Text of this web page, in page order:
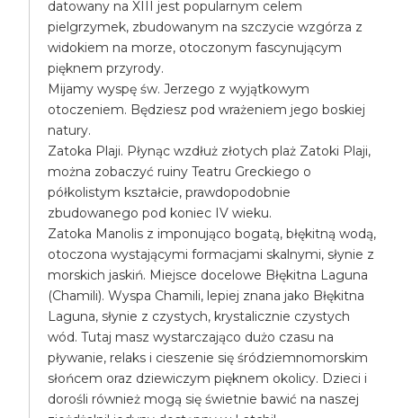
datowany na XIII jest popularnym celem
pielgrzymek, zbudowanym na szczycie wzgórza z
widokiem na morze, otoczonym fascynującym
pięknem przyrody.
Mijamy wyspę św. Jerzego z wyjątkowym
otoczeniem. Będziesz pod wrażeniem jego boskiej
natury.
Zatoka Plaji. Płynąc wzdłuż złotych plaż Zatoki Plaji,
można zobaczyć ruiny Teatru Greckiego o
półkolistym kształcie, prawdopodobnie
zbudowanego pod koniec IV wieku.
Zatoka Manolis z imponująco bogatą, błękitną wodą,
otoczona wystającymi formacjami skalnymi, słynie z
morskich jaskiń. Miejsce docelowe Błękitna Laguna
(Chamili). Wyspa Chamili, lepiej znana jako Błękitna
Laguna, słynie z czystych, krystalicznie czystych
wód. Tutaj masz wystarczająco dużo czasu na
pływanie, relaks i cieszenie się śródziemnomorskim
słońcem oraz dziewiczym pięknem okolicy. Dzieci i
dorośli również mogą się świetnie bawić na naszej